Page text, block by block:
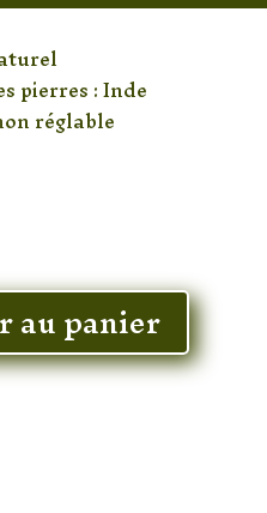
pierres : Inde
réglable
au panier